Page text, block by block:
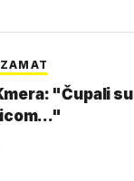
"Čupali su